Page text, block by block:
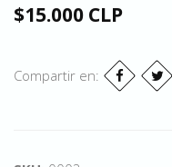
$15.000 CLP
Compartir en: